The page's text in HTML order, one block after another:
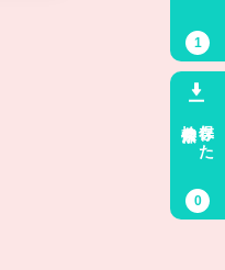
1
保存した
0